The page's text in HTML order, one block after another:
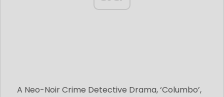
A Neo-Noir Crime Detective Drama, ‘Columbo’,